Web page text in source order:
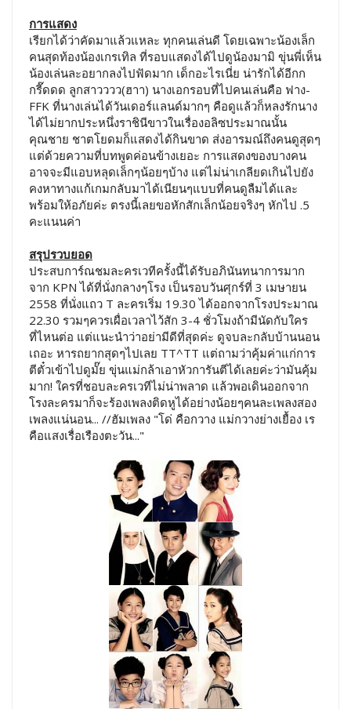
การแสดง
เรียกได้ว่าคัดมาแล้วแหละ ทุกคนเล่นดี โดยเฉพาะน้องเล็ก
คนสุดท้องน้องเกรเทิล ที่รอบแสดงได้ไปดูน้องมามิ ขุ่นพี่เห็น
น้องเล่นละอยากลงไปฟัดมาก เด็กอะไรเนี่ย น่ารักได้อีกก
กรี๊ดดด ลูกสาวววว(ฮาา) นางเอกรอบที่ไปคนเล่นคือ ฟาง-
FFK ที่นางเล่นได้วันเดอร์แลนด์มากๆ คือดูแล้วก็หลงรักนาง
ได้ไม่ยากประหนึ่งราชินีขาวในเรื่องอลิซประมาณนั้น
คุณชาย ชาตโยดมก็แสดงได้กินขาด ส่งอารมณ์ถึงคนดูสุดๆ
แต่ด้วยความที่บทพูดค่อนข้างเยอะ การแสดงของบางคน
อาจจะมีแอบหลุดเล็กๆน้อยๆบ้าง แต่ไม่น่าเกลียดเกินไปยัง
คงหาทางแก้เกมกลับมาได้เนียนๆแบบที่คนดูลืมได้และ
พร้อมให้อภัยค่ะ ตรงนี้เลยขอหักสักเล็กน้อยจริงๆ หักไป .5
คะแนนค่า
สรุปรวบยอด
ประสบการ์ณชมละครเวทีครั้งนี้ได้รับอภินันทนาการมาก
จาก KPN ได้ที่นั่งกลางๆโรง เป็นรอบวันศุกร์ที่ 3 เมษายน
2558 ที่นั่งแถว T ละครเริ่ม 19.30 ได้ออกจากโรงประมาณ
22.30 รวมๆควรเผื่อเวลาไว้สัก 3-4 ชั่วโมงถ้ามีนัดกับใคร
ที่ไหนต่อ แต่แนะนำว่าอย่ามีดีที่สุดค่ะ ดูจบละกลับบ้านนอน
เถอะ หารถยากสุดๆไปเลย TT^TT แต่ถามว่าคุ้มค่าแก่การ
ตีตั๋วเข้าไปดูมั๊ย ขุ่นแม่กล้าเอาหัวการันตีได้เลยค่ะว่ามันคุ้ม
มาก! ใครที่ชอบละครเวทีไม่น่าพลาด แล้วพอเดินออกจาก
โรงละครมาก็จะร้องเพลงติดหูได้อย่างน้อยๆคนละเพลงสอง
เพลงแน่นอน... //ฮัมเพลง "โด่ คือกวาง แม่กวางย่างเยื้อง เร
คือแสงเรื่อเรืองตะวัน..."